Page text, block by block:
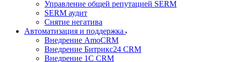
Управление общей репутацией SERM
SERM аудит
Снятие негатива
Автоматизация и поддержка
Внедрение AmoCRM
Внедрение Битрикс24 CRM
Внедрение 1C CRM